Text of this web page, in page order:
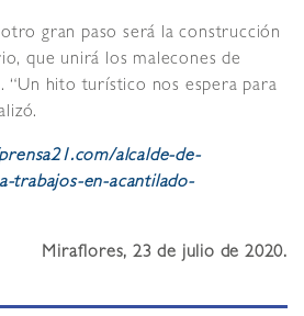
gran paso será la construcción
que unirá los malecones de
“Un hito turístico nos espera para
alcalde-de-
trabajos-en-acantilado-
Miraflores, 23 de julio de 2020.